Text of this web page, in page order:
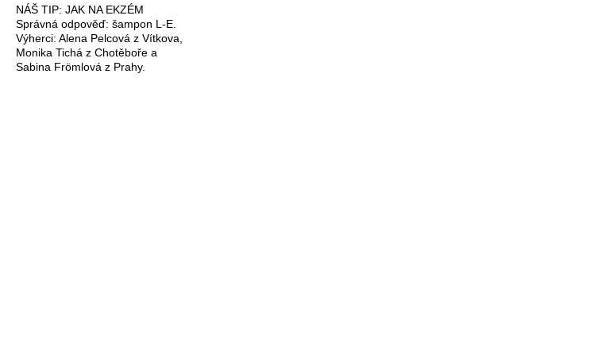
NÁŠ TIP: JAK NA EKZÉM
Správná odpověď: šampon L-E.
Výherci: Alena Pelcová z Vítkova,
Monika Tichá z Chotěboře a
Sabina Frömlová z Prahy.